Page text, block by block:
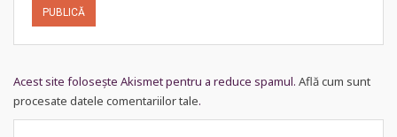
Acest site folosește Akismet pentru a reduce spamul. Află cum sunt
procesate datele comentariilor tale.